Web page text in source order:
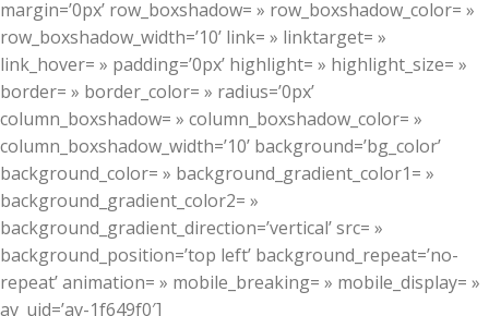
margin=’0px’ row_boxshadow= » row_boxshadow_color= »
row_boxshadow_width=’10’ link= » linktarget= »
link_hover= » padding=’0px’ highlight= » highlight_size= »
border= » border_color= » radius=’0px’
column_boxshadow= » column_boxshadow_color= »
column_boxshadow_width=’10’ background=’bg_color’
background_color= » background_gradient_color1= »
background_gradient_color2= »
background_gradient_direction=’vertical’ src= »
background_position=’top left’ background_repeat=’no-
repeat’ animation= » mobile_breaking= » mobile_display= »
av_uid=’av-1f649f0′]